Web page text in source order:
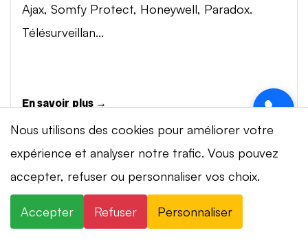
Ajax, Somfy Protect, Honeywell, Paradox.
Télésurveillan...
En savoir plus →
Vidéosurveillance à Mont-Tramelan
Installation de systèmes de vidéosurveillance à
{city} : caméras IP 4K, visionnage smartphone,
Nous utilisons des cookies pour améliorer votre
expérience et analyser notre trafic. Vous pouvez
accepter, refuser ou personnaliser vos choix.
Accepter Refuser Personnaliser